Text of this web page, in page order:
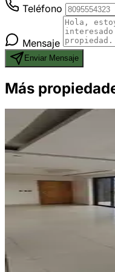
Teléfono
Mensaje
Enviar Mensaje
Más